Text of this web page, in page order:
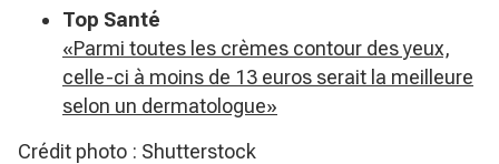
Top Santé
«Parmi toutes les crèmes contour des yeux,
celle-ci à moins de 13 euros serait la meilleure
selon un dermatologue»
Crédit photo : Shutterstock